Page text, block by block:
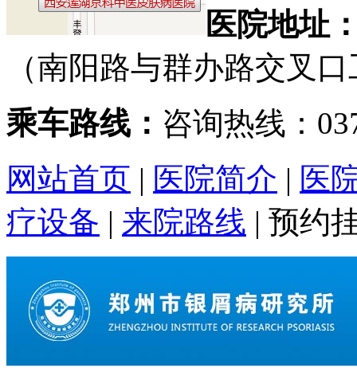
医院地址
（南阳路与群办路交叉
乘车路线： 咨询热线：
网站首页 | 医院简介 | 医
疗设备 | 来院路线 | 预约